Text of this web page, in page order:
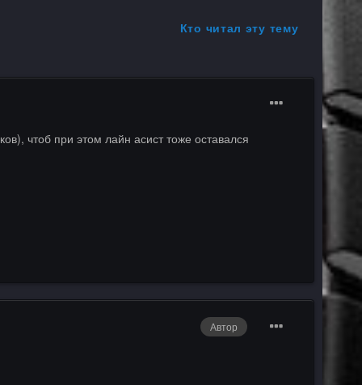
Кто читал эту тему
чтоб при этом лайн асист тоже оставался
Автор